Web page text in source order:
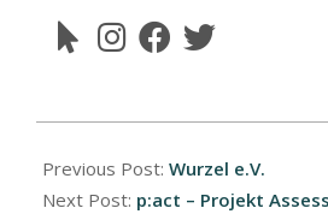
Previous Post: Wurzel e.V.
Next Post: p:act – Projekt